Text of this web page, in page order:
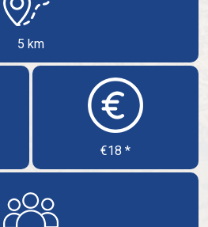
5 km
€18 *